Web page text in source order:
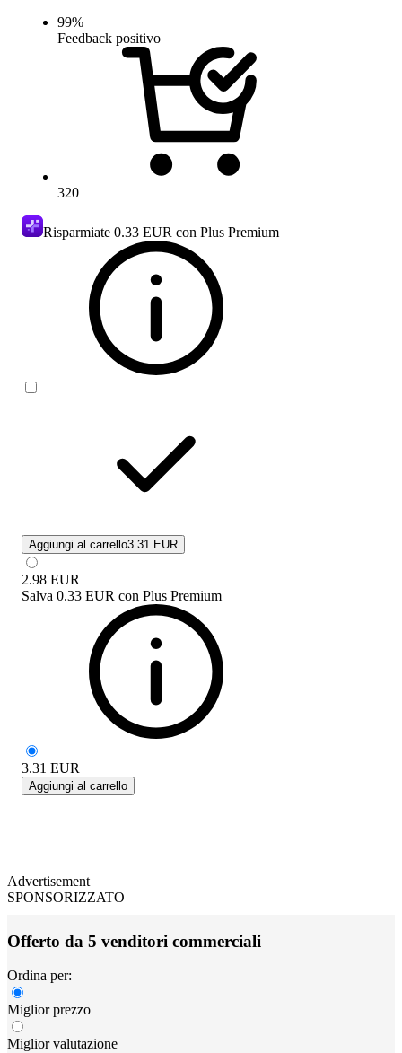
99%
Feedback positivo
320
Risparmiate 0.33 EUR con Plus Premium
Aggiungi al carrello3.31 EUR
2.98 EUR
Salva 0.33 EUR con Plus Premium
3.31 EUR
Aggiungi al carrello
Advertisement
SPONSORIZZATO
Offerto da 5 venditori commerciali
Ordina per:
Miglior prezzo
Miglior valutazione